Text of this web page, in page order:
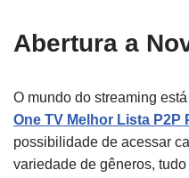
Abertura a
O mundo do streaming
One TV Melhor Lista P2P
possibilidade de acessar
variedade de gêneros,